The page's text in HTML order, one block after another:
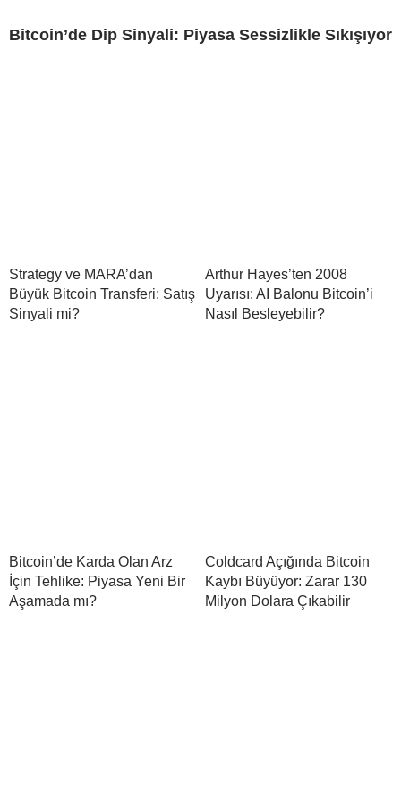
Bitcoin’de Dip Sinyali: Piyasa Sessizlikle Sıkışıyor
Strategy ve MARA’dan
Büyük Bitcoin Transferi: Satış
Sinyali mi?
Arthur Hayes’ten 2008
Uyarısı: AI Balonu Bitcoin’i
Nasıl Besleyebilir?
Bitcoin’de Karda Olan Arz
İçin Tehlike: Piyasa Yeni Bir
Aşamada mı?
Coldcard Açığında Bitcoin
Kaybı Büyüyor: Zarar 130
Milyon Dolara Çıkabilir